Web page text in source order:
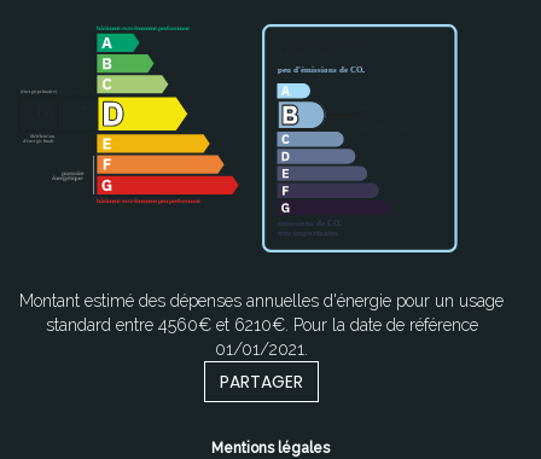
Montant estimé des dépenses annuelles d'énergie pour un usage
standard entre 4560€ et 6210€. Pour la date de référence
01/01/2021.
PARTAGER
Mentions légales